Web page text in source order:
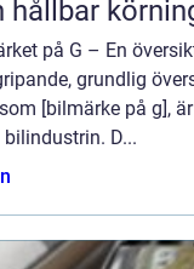
hållbar
på G – En
grundlig
[bilmärke på g],
D...